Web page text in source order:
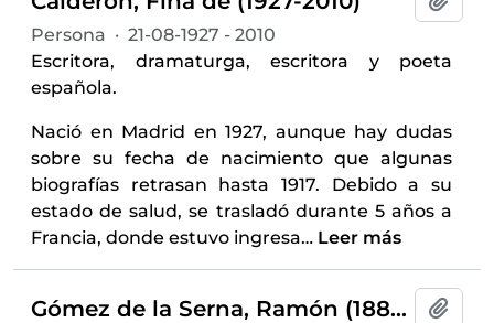
Persona · 21-08-1927 - 2010
Escritora, dramaturga, escritora y poeta
española.
Nació en Madrid en 1927, aunque hay dudas
sobre su fecha de nacimiento que algunas
biografías retrasan hasta 1917. Debido a su
estado de salud, se trasladó durante 5 años a
Francia, donde estuvo ingresa… Leer más
Gómez de la Serna, Ramón (1888-1963)